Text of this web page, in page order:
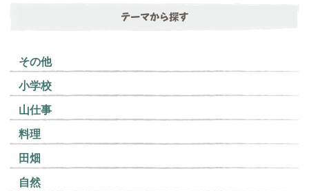
テーマから探す
その他
小学校
山仕事
料理
田畑
自然